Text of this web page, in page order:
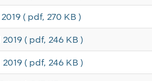
( pdf, 270 KB )
( pdf, 246 KB )
( pdf, 246 KB )